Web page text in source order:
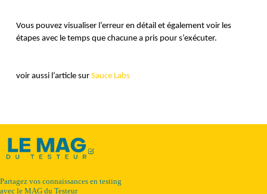
Vous pouvez visualiser l’erreur en détail et également voir les
étapes avec le temps que chacune a pris pour s’exécuter.
voir aussi l’article sur Sauce Labs
Partagez vos connaissances en testing
avec le MAG du Testeur